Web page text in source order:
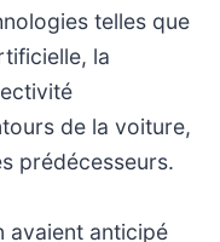
telles que
la
de la voiture,
prédécesseurs.
anticipé